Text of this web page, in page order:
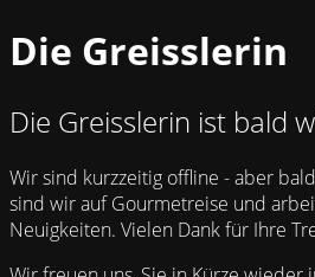
Die Greisslerin
Die Greisslerin ist bald
Wir sind kurzzeitig offline - aber
sind wir auf Gourmetreise und
Neuigkeiten. Vielen Dank für Ihre